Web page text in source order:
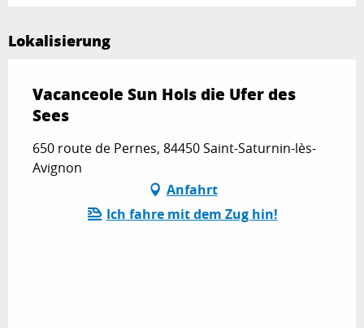
Lokalisierung
Vacanceole Sun Hols die Ufer des
Sees
650 route de Pernes, 84450 Saint-Saturnin-lès-
Avignon
Anfahrt
Ich fahre mit dem Zug hin!